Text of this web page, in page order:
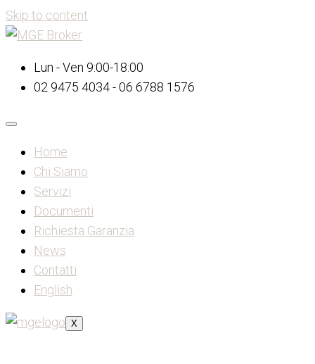
Skip to content
Lun - Ven 9:00-18:00
02 9475 4034 - 06 6788 1576
Home
Chi Siamo
Servizi
Documenti
Richiesta Garanzia
News
Contatti
English
X